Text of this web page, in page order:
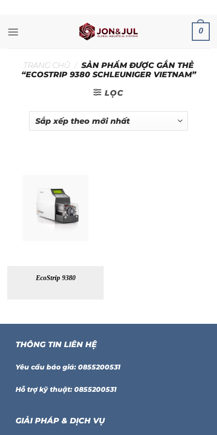
nội
0
TRANG CHỦ / SẢN PHẨM ĐƯỢC GẮN THẺ
“ECOSTRIP 9380 SCHLEUNIGER VIETNAM”
LỌC
EcoStrip 9380
THÔNG TIN LIÊN HỆ
Yêu cầu báo giá: 0855200531
Hỗ trợ kỹ thuật: 0855200531
GIẢI PHÁP & DỊCH VỤ